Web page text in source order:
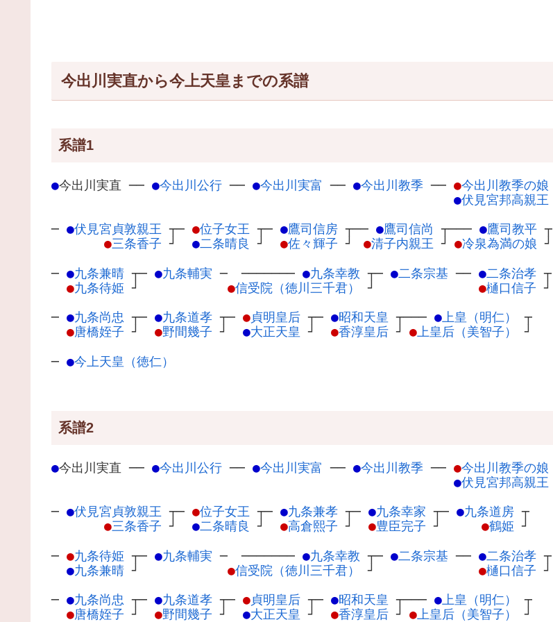
今出川実直から今上天皇までの系譜
系譜1
●今出川実直 ── ●今出川公行 ── ●今出川実富 ── ●今出川教季 ── ●今出川教季の娘
●伏見宮邦高親王
─ ●伏見宮貞敦親王 ┬
●三条香子 ┘
─ ●位子女王 ┬
●二条晴良 ┘
─ ●鷹司信房 ┬
●佐々輝子 ┘
── ●鷹司信尚 ┬
●清子内親王 ┘
─── ●鷹司教平 ┬
●冷泉為満の娘 ┘
─ ●九条兼晴 ┬
●九条待姫 ┘
─ ●九条輔実 ─ ─────── ●九条幸教 ┬
●信受院（徳川三千君） ┘
─ ●二条宗基 ── ●二条治孝 ┬
●樋口信子 ┘
─ ●九条尚忠 ┬
●唐橋姪子 ┘
─ ●九条道孝 ┬
●野間幾子 ┘
─ ●貞明皇后 ┬
●大正天皇 ┘
─ ●昭和天皇 ┬
●香淳皇后 ┘
─── ●上皇（明仁）
┬
●上皇后（美智子） ┘
─ ●今上天皇（徳仁）
系譜2
●今出川実直 ── ●今出川公行 ── ●今出川実富 ── ●今出川教季 ── ●今出川教季の娘
●伏見宮邦高親王
─ ●伏見宮貞敦親王 ┬
●三条香子 ┘
─ ●位子女王 ┬
●二条晴良 ┘
─ ●九条兼孝 ┬
●高倉熙子 ┘
─ ●九条幸家 ┬
●豊臣完子 ┘
─ ●九条道房 ┬
●鶴姫 ┘
─ ●九条待姫 ┬
●九条兼晴 ┘
─ ●九条輔実 ─ ─────── ●九条幸教 ┬
●信受院（徳川三千君） ┘
─ ●二条宗基 ── ●二条治孝 ┬
●樋口信子 ┘
─ ●九条尚忠 ┬
●唐橋姪子 ┘
─ ●九条道孝 ┬
●野間幾子 ┘
─ ●貞明皇后 ┬
●大正天皇 ┘
─ ●昭和天皇 ┬
●香淳皇后 ┘
─── ●上皇（明仁）
┬
●上皇后（美智子） ┘